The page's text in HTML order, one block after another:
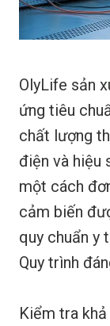
OlyLife sản
ứng tiêu
chất lượng
điện và hiệu
một cách
cảm biến
quy chuẩn y
Quy trình
Kiểm tra